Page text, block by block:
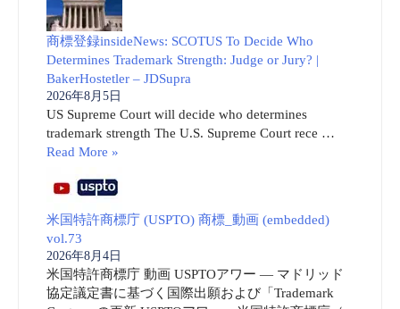
商標登録insideNews: SCOTUS To Decide Who
Determines Trademark Strength: Judge or Jury? |
BakerHostetler – JDSupra
2026年8月5日
US Supreme Court will decide who determines
trademark strength The U.S. Supreme Court rece …
Read More »
米国特許商標庁 (USPTO) 商標_動画 (embedded)
vol.73
2026年8月4日
米国特許商標庁 動画 USPTOアワー ― マドリッド
協定議定書に基づく国際出願および「Trademark